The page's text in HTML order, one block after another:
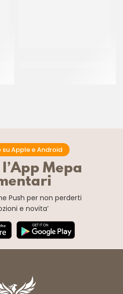
su Apple e Android
Mepa
Push per non perderti
e novita’